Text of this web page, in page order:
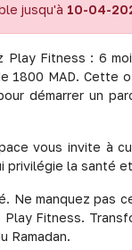
jusqu'à 10-04-
Play Fitness : 6
1800 MAD. Cette
démarrer un
vous invite à
privilégie la santé
Ne manquez pas
Fitness.
Ramadan.